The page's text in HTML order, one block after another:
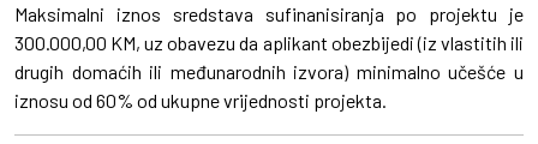
Maksimalni iznos sredstava sufinanisiranja po projektu je
300.000,00 KM, uz obavezu da aplikant obezbijedi (iz vlastitih ili
drugih domaćih ili međunarodnih izvora) minimalno učešće u
iznosu od 60% od ukupne vrijednosti projekta.